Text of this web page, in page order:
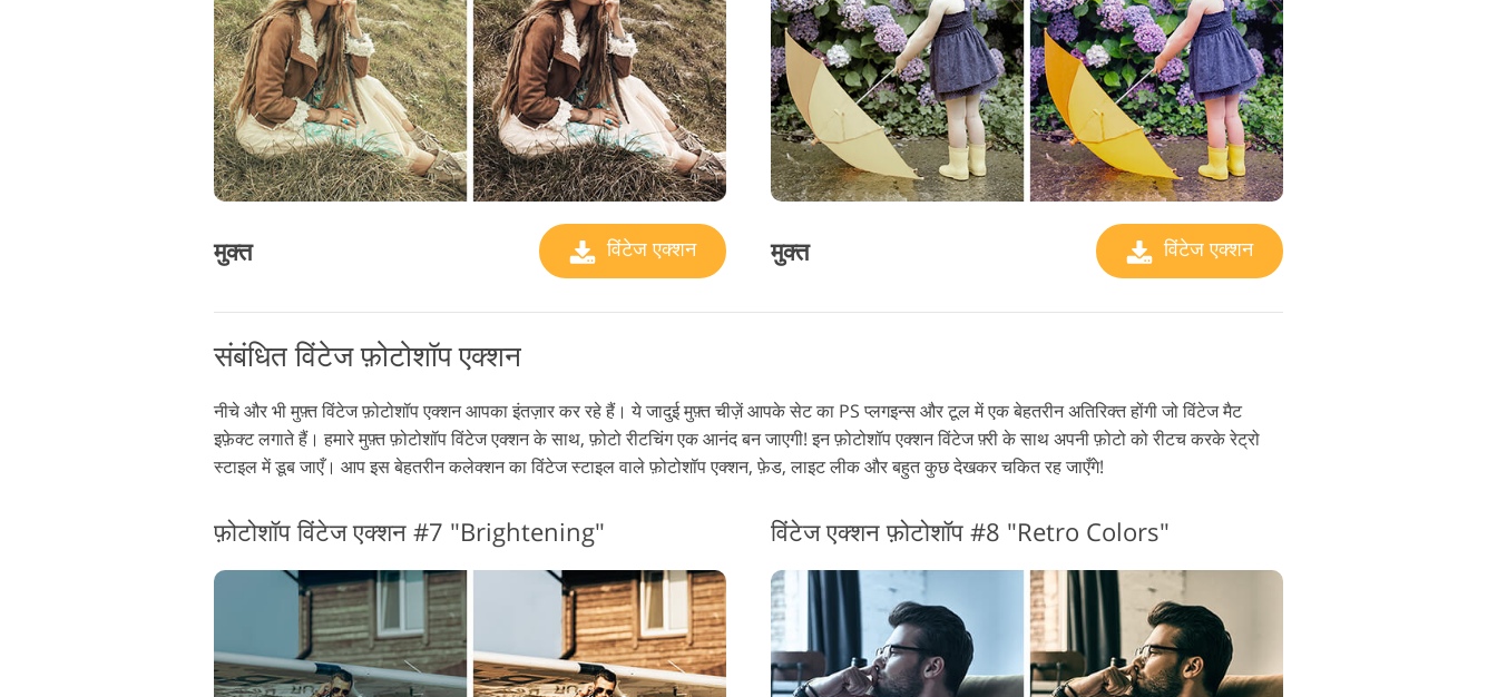
मुक्त विंटेज एक्शन मुक्त विंटेज एक्शन
संबंधित विंटेज फ़ोटोशॉप एक्शन
नीचे और भी मुफ़्त विंटेज फ़ोटोशॉप एक्शन आपका इंतज़ार कर रहे हैं। ये जादुई मुफ़्त चीज़ें आपके सेट का PS प्लगइन्स और टूल में एक बेहतरीन अतिरिक्त होंगी जो विंटेज मैट
इफ़ेक्ट लगाते हैं। हमारे मुफ़्त फ़ोटोशॉप विंटेज एक्शन के साथ, फ़ोटो रीटचिंग एक आनंद बन जाएगी! इन फ़ोटोशॉप एक्शन विंटेज फ़्री के साथ अपनी फ़ोटो को रीटच करके रेट्रो
स्टाइल में डूब जाएँ। आप इस बेहतरीन कलेक्शन का विंटेज स्टाइल वाले फ़ोटोशॉप एक्शन, फ़ेड, लाइट लीक और बहुत कुछ देखकर चकित रह जाएँगे!
फ़ोटोशॉप विंटेज एक्शन #7 "Brightening" विंटेज एक्शन फ़ोटोशॉप #8 "Retro Colors"